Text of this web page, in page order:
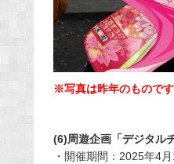
※写真は昨年のものです
(6)周遊企画「デジタル
・開催期間：2025年4